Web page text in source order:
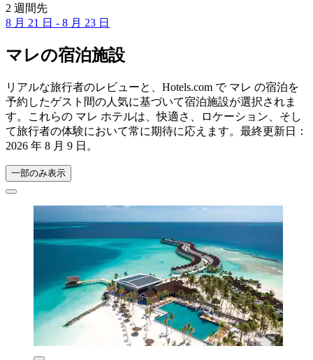
2 週間先
8 月 21 日 - 8 月 23 日
マレの宿泊施設
リアルな旅行者のレビューと、Hotels.com で マレ の宿泊を
予約したゲスト間の人気に基づいて宿泊施設が選択されま
す。これらの マレ ホテルは、快適さ、ロケーション、そし
て旅行者の体験において常に期待に応えます。最終更新日：
2026 年 8 月 9 日 。
一部のみ表示